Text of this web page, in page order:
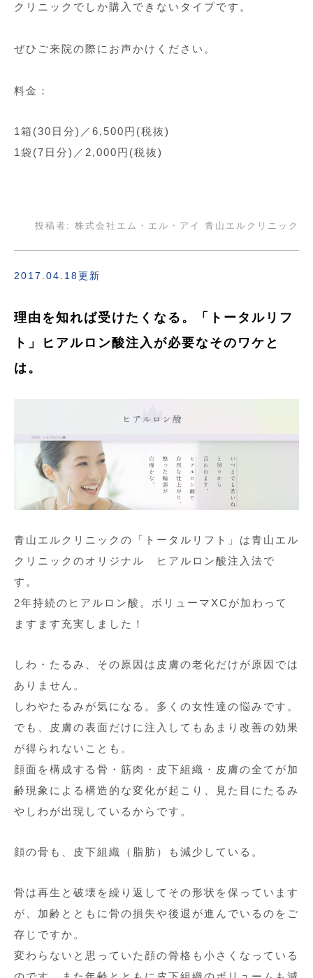
クリニックでしか購入できないタイプです。
ぜひご来院の際にお声かけください。
料金：
1箱(30日分)／6,500円(税抜)
1袋(7日分)／2,000円(税抜)
投稿者: 株式会社エム・エル・アイ 青山エルクリニック
2017.04.18更新
理由を知れば受けたくなる。「トータルリフ
ト」ヒアルロン酸注入が必要なそのワケと
は。
青山エルクリニックの「トータルリフト」は青山エル
クリニックのオリジナル ヒアルロン酸注入法で
す。
2年持続のヒアルロン酸。ボリューマXCが加わって
ますます充実しました！
しわ・たるみ、その原因は皮膚の老化だけが原因では
ありません。
しわやたるみが気になる。多くの女性達の悩みです。
でも、皮膚の表面だけに注入してもあまり改善の効果
が得られないことも。
顔面を構成する骨・筋肉・皮下組織・皮膚の全てが加
齢現象による構造的な変化が起こり、見た目にたるみ
やしわが出現しているからです。
顔の骨も、皮下組織（脂肪）も減少している。
骨は再生と破壊を繰り返してその形状を保っています
が、加齢とともに骨の損失や後退が進んでいるのをご
存じですか。
変わらないと思っていた顔の骨格も小さくなっている